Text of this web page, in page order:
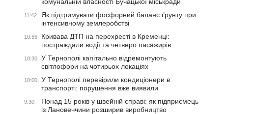
11:42
Як підтримувати фосфорний баланс ґрунту при
інтенсивному землеробстві
10:55
Кривава ДТП на перехресті в Кременці:
постраждали водії та четверо пасажирів
10:30
У Тернополі капітально відремонтують
світлофори на чотирьох локаціях
10:00
У Тернополі перевірили кондиціонери в
транспорті: порушення вже виявили
9:30
Понад 15 років у швейній справі: як підприємець
із Лановеччини розширив виробництво